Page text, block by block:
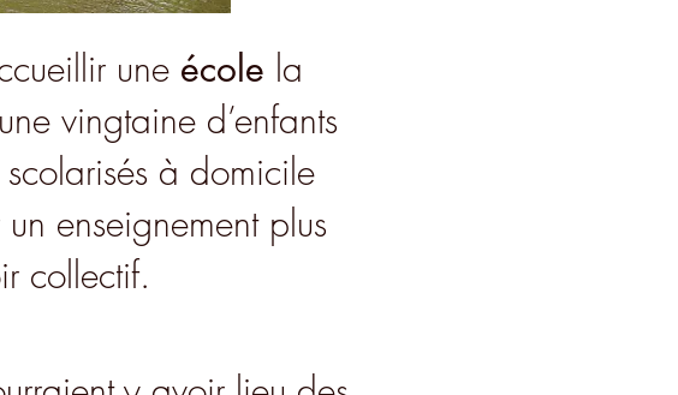
une école la
vingtaine d’enfants
à domicile
enseignement plus
collectif.